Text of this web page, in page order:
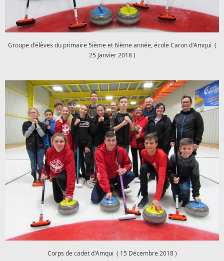
Groupe d'élèves du primaire 5ième et 6ième année, école Caron d'Amqui (
25 Janvier 2018 )
Corps de cadet d'Amqui ( 15 Décembre 2018 )